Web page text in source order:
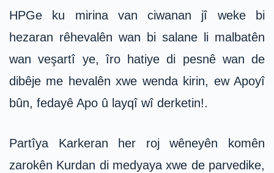
HPGe ku mirina van ciwanan jî weke bi
hezaran rêhevalên wan bi salane li malbatên
wan veşartî ye, îro hatiye di pesnê wan de
dibêje me hevalên xwe wenda kirin, ew Apoyî
bûn, fedayê Apo û layqî wî derketin!.
Partîya Karkeran her roj wêneyên komên
zarokên Kurdan di medyaya xwe de parvedike,